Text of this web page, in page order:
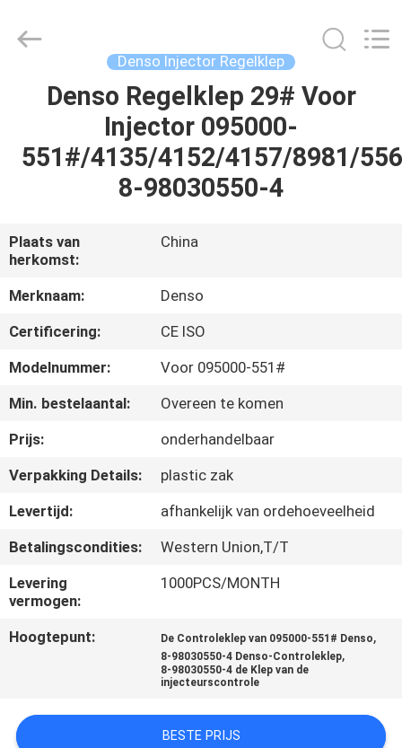
THUIS
PRODUCTEN
ONS
FABRIEKSTOUR
KWALITEITSCONTROLE
NEEM
CONTACT
MET
ONS
OP
NIEUWS
GEVALLEN
SITEMAP
AUTO
PARTS
Denso Injector Regelklep
Denso Regelklep 29# Voor
Injector 095000-
551#/4135/4152/4157/8981/
8-98030550-4
Plaats van
herkomst:
China
Merknaam:
Denso
Certificering:
CE ISO
Modelnummer:
Voor 095000-551#
Min. bestelaantal:
Overeen te komen
Prijs:
onderhandelbaar
Verpakking Details:
plastic zak
Levertijd:
afhankelijk van ordehoeveelheid
Betalingscondities:
Western Union,T/T
Levering
vermogen:
1000PCS/MONTH
Hoogtepunt: De Controleklep van 095000-551# Denso,
8-98030550-4 Denso-Controleklep,
8-98030550-4 de Klep van de
injecteurscontrole
BESTE PRIJS